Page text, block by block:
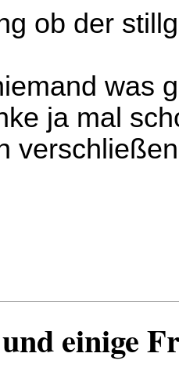
ob der
was
ja mal
einige